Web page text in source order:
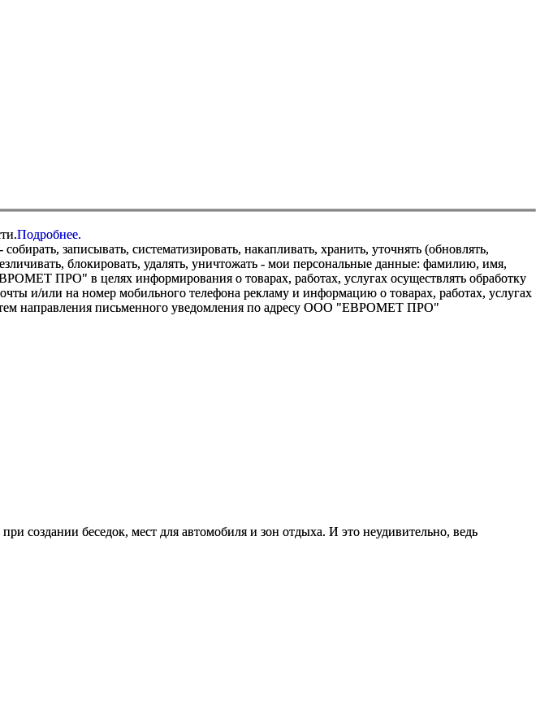
Подробнее.
записывать, систематизировать, накапливать, хранить, уточнять (обновлять,
блокировать, удалять, уничтожать - мои персональные данные: фамилию, имя,
ПРО" в целях информирования о товарах, работах, услугах осуществлять обработку
и/или на номер мобильного телефона рекламу и информацию о товарах, работах, услугах
направления письменного уведомления по адресу ООО "ЕВРОМЕТ ПРО"
создании беседок, мест для автомобиля и зон отдыха. И это неудивительно, ведь